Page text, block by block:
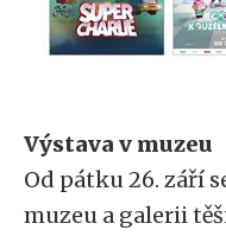
Výstava v muzeu
Od pátku 26. září
muzeu a galerii